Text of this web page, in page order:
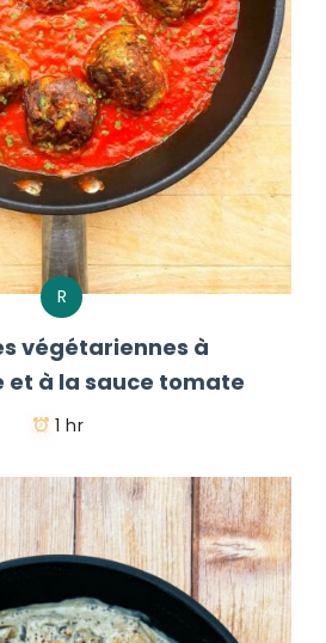
R
végétariennes à
et à la sauce tomate
1 hr